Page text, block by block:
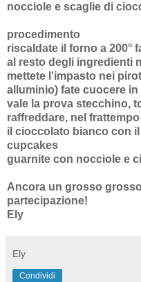
nocciole e scaglie di
procedimento
riscaldate il forno a 200°
al resto degli ingredienti
mettete l'impasto nei
alluminio) fate cuocere
vale la prova stecchino,
raffreddare, nel
il cioccolato bianco con
cupcakes
guarnite con nocciole e
Ancora un grosso
partecipazione!
Ely
Ely
Condividi